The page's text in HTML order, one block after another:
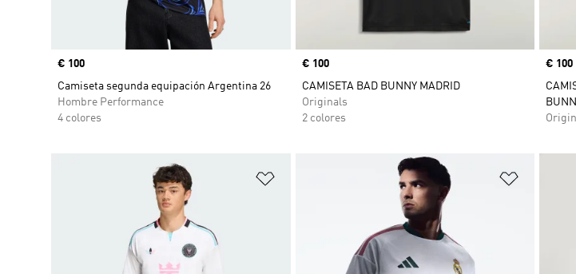
Precio
€ 100
Camiseta segunda equipación Argentina 26
Hombre Performance
4 colores
Precio
€ 100
CAMISETA BAD BUNNY MADRID
Originals
2 colores
Precio
€ 100
Añadir a la lista de deseos Añadir a